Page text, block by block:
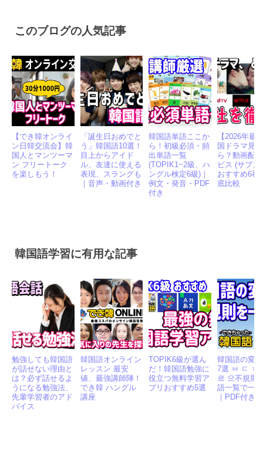
このブログの人気記事
【でき韓オンライ
ン日韓交流会】韓
国人とマンツーマ
ン フリートーク
を楽しもう！
「誕生日おめでと
う」韓国語10選！
目上からアイド
ル、友達に使える
表現、スラングも
｜音声・動画付き
韓国語単語ここか
ら！初級必須・頻
出単語一覧
(TOPIK1~2級、ハ
ングル検定6級)｜
例文・発音・PDF
付き
【2026年最
国ドラマ見
ら？動画配
ビス (サブス
おすすめ6社
底比較
韓国語学習に有用な記事
勉強しても韓国語
が話せない理由と
は？必ず話せるよ
うになる勉強法、
先輩学習者のアド
バイス
韓国語オンライン
レッスン 最安
値、最強講師陣！
でき韓 ハングル
講座
TOPIK6級が選ん
だ！韓国語勉強に
役立つ無料学習ア
プリおすすめ5選
韓国語の変
7選 ㅂ ㄷ ㅎ
르 으不規則
語一覧で一
｜PDF付き